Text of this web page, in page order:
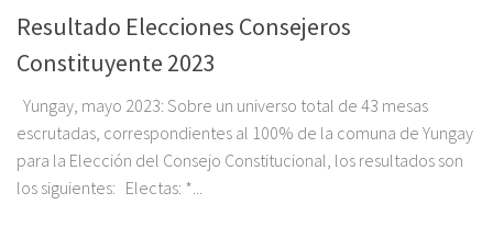
Resultado Elecciones Consejeros
Constituyente 2023
Yungay, mayo 2023: Sobre un universo total de 43 mesas
escrutadas, correspondientes al 100% de la comuna de Yungay
para la Elección del Consejo Constitucional, los resultados son
los siguientes: Electas: *...